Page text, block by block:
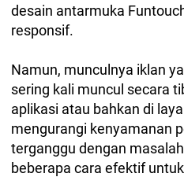
desain antarmuka
responsif.
Namun, munculnya iklan
sering kali muncul secara
aplikasi atau bahkan di
mengurangi kenyamanan
terganggu dengan
beberapa cara efektif